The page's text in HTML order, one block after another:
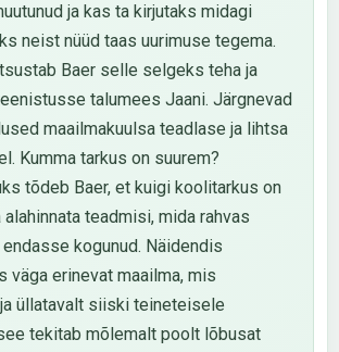
ja kas ta kirjutaks midagi
neist nüüd taas uurimuse tegema.
Baer selle selgeks teha ja
talumees Jaani. Järgnevad
maailmakuulsa teadlase ja lihtsa
Kumma tarkus on suurem?
tõdeb Baer, et kuigi koolitarkus on
teadmisi, mida rahvas
kogunud. Näidendis
väga erinevat maailma, mis
üllatavalt siiski teineteisele
tekitab mõlemalt poolt lõbusat